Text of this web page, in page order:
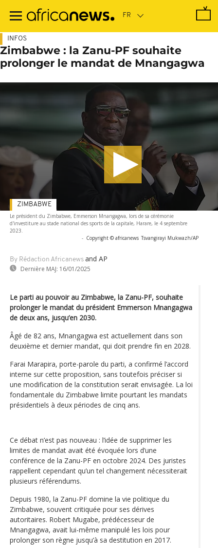
contenu
INFOS
Zimbabwe : la Zanu-PF souhaite
prolonger le mandat de Mnangagwa
Le président du Zimbabwe, Emmerson Mnangagwa, lors de sa cérémonie
d'investiture au stade national des sports de la capitale, Harare, le 4 septembre
2023.
- Copyright © africanews Tsvangirayi Mukwazh/AP
By Rédaction Africanews and AP
Dernière MAJ: 16/01/2025
ZIMBABWE
Le parti au pouvoir au Zimbabwe, la Zanu-PF, souhaite
prolonger le mandat du président Emmerson Mnangagwa
de deux ans, jusqu’en 2030.
Âgé de 82 ans, Mnangagwa est actuellement dans son
deuxième et dernier mandat, qui doit prendre fin en 2028.
Farai Marapira, porte-parole du parti, a confirmé l’accord
interne sur cette proposition, sans toutefois préciser si
une modification de la constitution serait envisagée. La loi
fondamentale du Zimbabwe limite pourtant les mandats
présidentiels à deux périodes de cinq ans.
Ce débat n’est pas nouveau : l’idée de supprimer les
limites de mandat avait été évoquée lors d’une
conférence de la Zanu-PF en octobre 2024. Des juristes
rappellent cependant qu’un tel changement nécessiterait
plusieurs référendums.
Depuis 1980, la Zanu-PF domine la vie politique du
Zimbabwe, souvent critiquée pour ses dérives
autoritaires. Robert Mugabe, prédécesseur de
Mnangagwa, avait lui-même manipulé les lois pour
prolonger son règne jusqu’à sa destitution en 2017.